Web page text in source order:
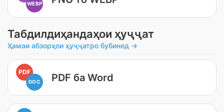
WEBP
Табдилдиҳандаҳои ҳуҷҷат
Ҳамаи абзорҳои ҳуҷҷатро бубинед →
PDF
DOC PDF ба Word